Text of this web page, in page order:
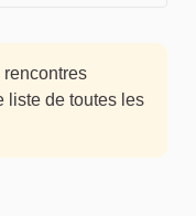
liste de toutes les